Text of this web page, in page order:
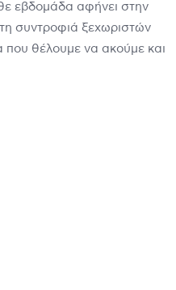
εβδομάδα αφήνει στην
συντροφιά ξεχωριστών
που θέλουμε να ακούμε και